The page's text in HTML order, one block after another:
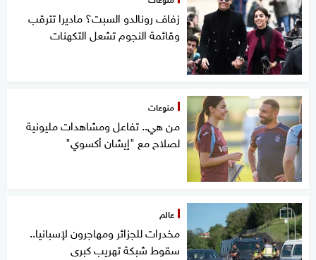
زفاف رونالدو السبت؟ ماديرا تترقب
وقائمة النجوم تشعل التكهنات
منوعات
من هي.. تفاعل ومشاهدات مليونية
لصلاح مع "إيشان أكسوي"
عالم
مخدرات للجزائر ومهاجرون لإسبانيا..
سقوط شبكة تهريب كبرى